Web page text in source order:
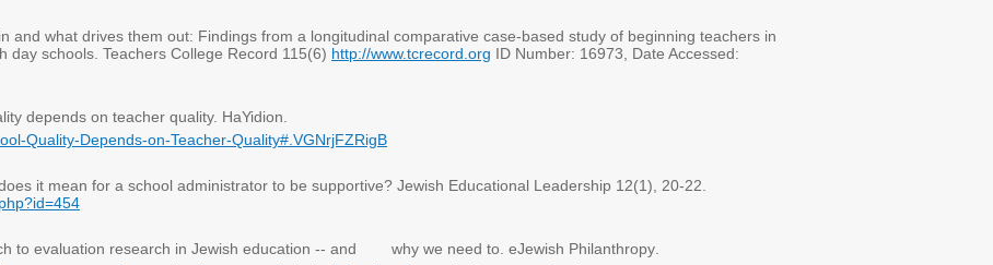
and what drives them out: Findings from a longitudinal comparative case-based study of beginning teachers in
day schools. Teachers College Record 115(6) http://www.tcrecord.org ID Number: 16973, Date Accessed:
depends on teacher quality. HaYidion
Quality-Depends-on-Teacher-Quality#.VGNrjFZRigB
it mean for a school administrator to be supportive? Jewish Educational Leadership 12(1), 20-22.
to evaluation research in Jewish education -- and why we need to. eJewish Philanthropy